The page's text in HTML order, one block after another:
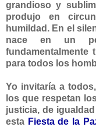
grandioso y
produjo en
humildad. En el
nace en un
fundamentalmente
para todos los
Yo invitaría a
los que respetan
justicia, de
esta Fiesta de la